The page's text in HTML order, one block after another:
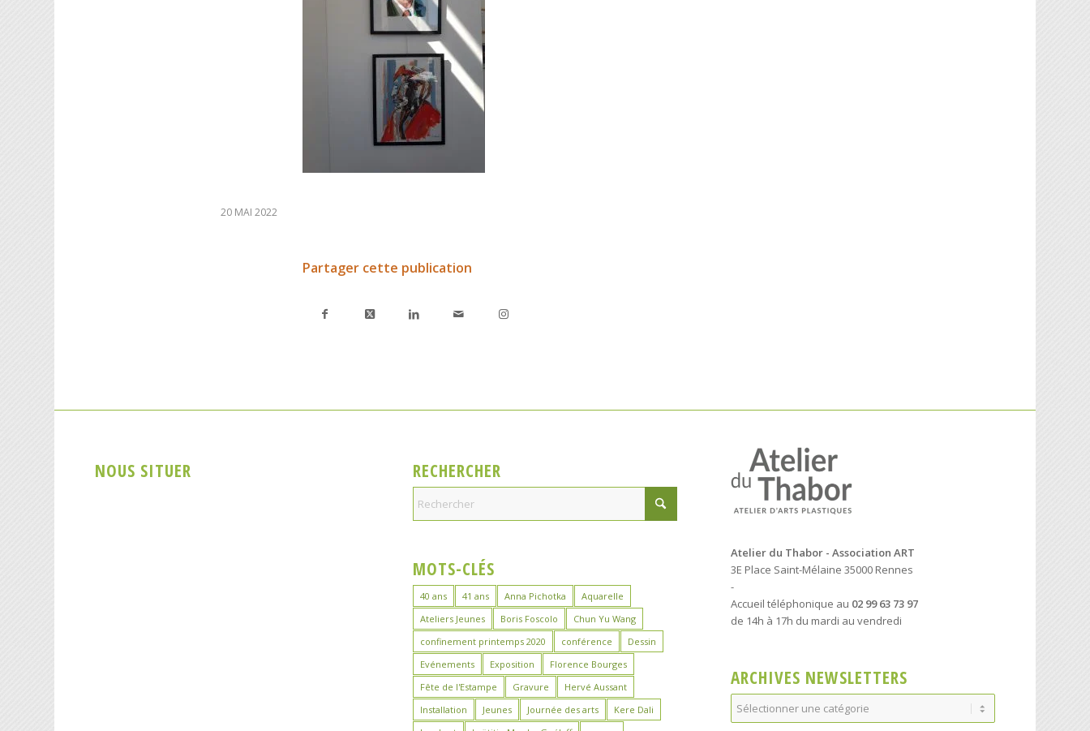
20 MAI 2022
Partager cette publication
NOUS SITUER RECHERCHER
MOTS-CLÉS
40 ans 41 ans Anna Pichotka
Aquarelle
Ateliers Jeunes
Boris Foscolo
Chun Yu Wang
confinement printemps 2020
conférence
Dessin
Evénements
Exposition
Florence Bourges
Fête de l'Estampe
Gravure
Hervé Aussant
Installation
Jeunes Journée des arts
Kere Dali
Atelier du Thabor - Association ART
3E Place Saint-Mélaine 35000 Rennes
-
Accueil téléphonique au 02 99 63 73 97
de 14h à 17h du mardi au vendredi
ARCHIVES NEWSLETTERS
Archives
Newsletters